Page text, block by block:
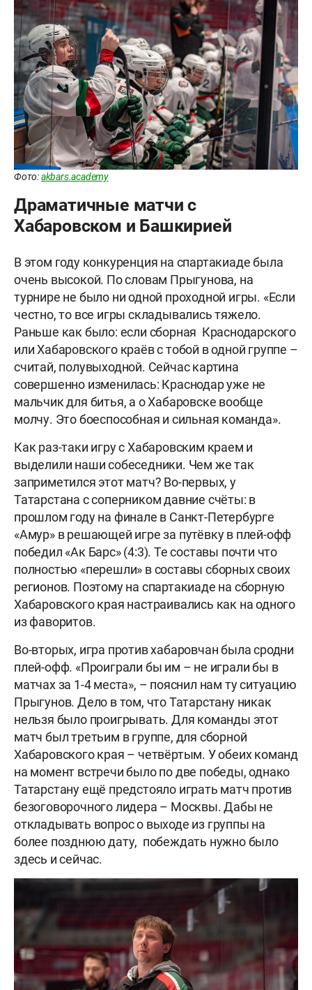
Фото:akbars.academy
Драматичные матчи с
Хабаровском и Башкирией
В этом году конкуренция на спартакиаде была
очень высокой. По словам Прыгунова, на
турнире не было ни одной проходной игры. «Если
честно, то все игры складывались тяжело.
Раньше как было: если сборная Краснодарского
или Хабаровского краёв с тобой в одной группе –
считай, полувыходной. Сейчас картина
совершенно изменилась: Краснодар уже не
мальчик для битья, а о Хабаровске вообще
молчу. Это боеспособная и сильная команда».
Как раз-таки игру с Хабаровским краем и
выделили наши собеседники. Чем же так
заприметился этот матч? Во-первых, у
Татарстана с соперником давние счёты: в
прошлом году на финале в Санкт-Петербурге
«Амур» в решающей игре за путёвку в плей-офф
победил «Ак Барс» (4:3). Те составы почти что
полностью «перешли» в составы сборных своих
регионов. Поэтому на спартакиаде на сборную
Хабаровского края настраивались как на одного
из фаворитов.
Во-вторых, игра против хабаровчан была сродни
плей-офф. «Проиграли бы им – не играли бы в
матчах за 1-4 места», – пояснил нам ту ситуацию
Прыгунов. Дело в том, что Татарстану никак
нельзя было проигрывать. Для команды этот
матч был третьим в группе, для сборной
Хабаровского края – четвёртым. У обеих команд
на момент встречи было по две победы, однако
Татарстану ещё предстояло играть матч против
безоговорочного лидера – Москвы. Дабы не
откладывать вопрос о выходе из группы на
более позднюю дату, побеждать нужно было
здесь и сейчас.